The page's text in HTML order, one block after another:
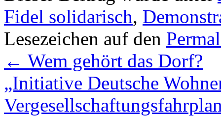
Fidel solidarisch,
Lesezeichen auf den
← Wem gehört das Dorf?
„Initiative Deutsche